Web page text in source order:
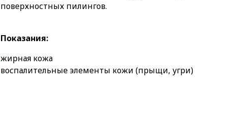
поверхностных пилингов.
Показания:
жирная кожа
воспалительные элементы кожи (прыщи, угри)